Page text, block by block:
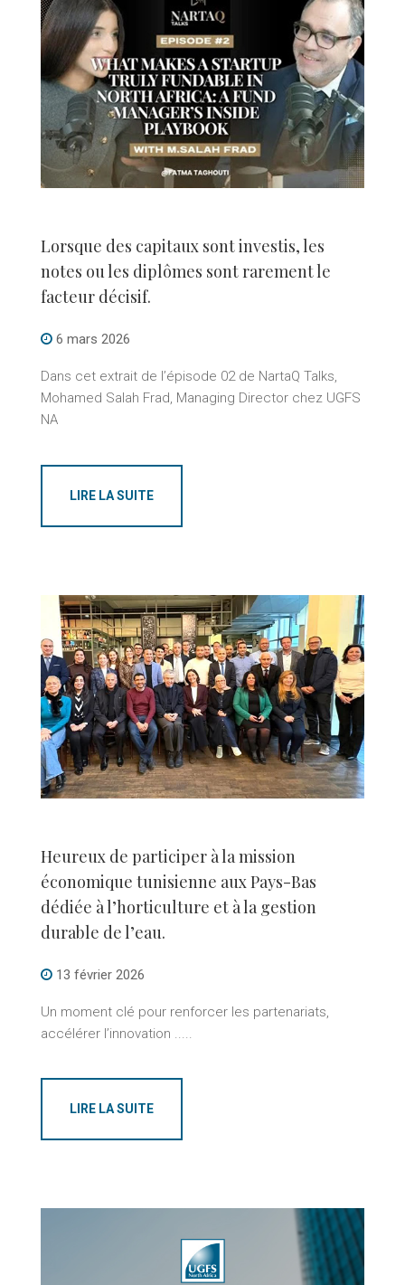
Lorsque des capitaux sont investis, les
notes ou les diplômes sont rarement le
facteur décisif.
6 mars 2026
Dans cet extrait de l’épisode 02 de NartaQ Talks,
Mohamed Salah Frad, Managing Director chez UGFS
NA
LIRE LA SUITE
Heureux de participer à la mission
économique tunisienne aux Pays-Bas
dédiée à l’horticulture et à la gestion
durable de l’eau.
13 février 2026
Un moment clé pour renforcer les partenariats,
accélérer l’innovation .....
LIRE LA SUITE